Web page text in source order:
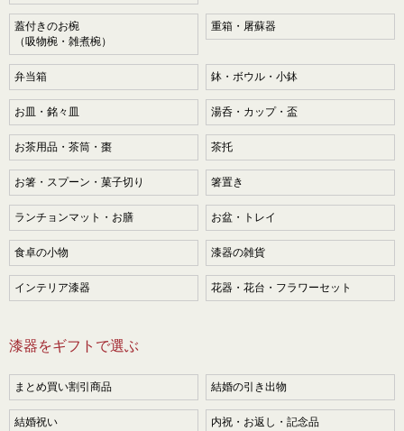
蓋付きのお椀
（吸物椀・雑煮椀）
重箱・屠蘇器
弁当箱 鉢・ボウル・小鉢
お皿・銘々皿 湯呑・カップ・盃
お茶用品・茶筒・棗 茶托
お箸・スプーン・菓子切り 箸置き
ランチョンマット・お膳 お盆・トレイ
食卓の小物 漆器の雑貨
インテリア漆器 花器・花台・フラワーセット
漆器をギフトで選ぶ
まとめ買い割引商品 結婚の引き出物
結婚祝い 内祝・お返し・記念品